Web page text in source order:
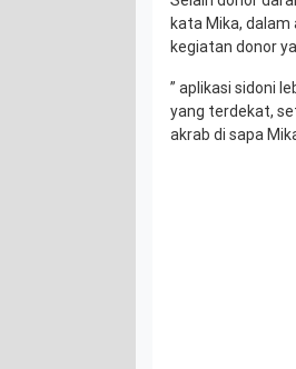
kata Mika,
kegiatan donor
” aplikasi sidoni
yang terdekat,
akrab di sapa